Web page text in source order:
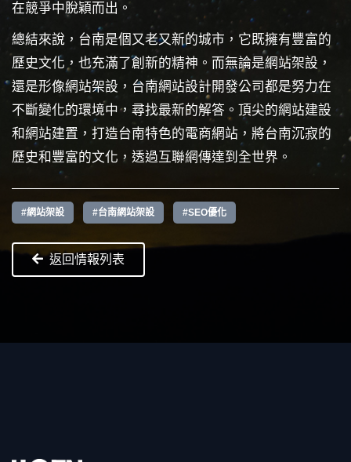
在競爭中脫穎而出。
總結來說，台南是個又老又新的城市，它既擁有豐富的
歷史文化，也充滿了創新的精神。而無論是網站架設，
還是形像網站架設，台南網站設計開發公司都是努力在
不斷變化的環境中，尋找最新的解答。頂尖的網站建設
和網站建置，打造台南特色的電商網站，將台南沉寂的
歷史和豐富的文化，透過互聯網傳達到全世界。
#網站架設 #台南網站架設 #SEO優化
返回情報列表